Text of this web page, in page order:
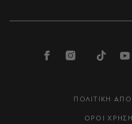
ΠΟΛΙΤΙΚΗ
ΟΡΟΙ